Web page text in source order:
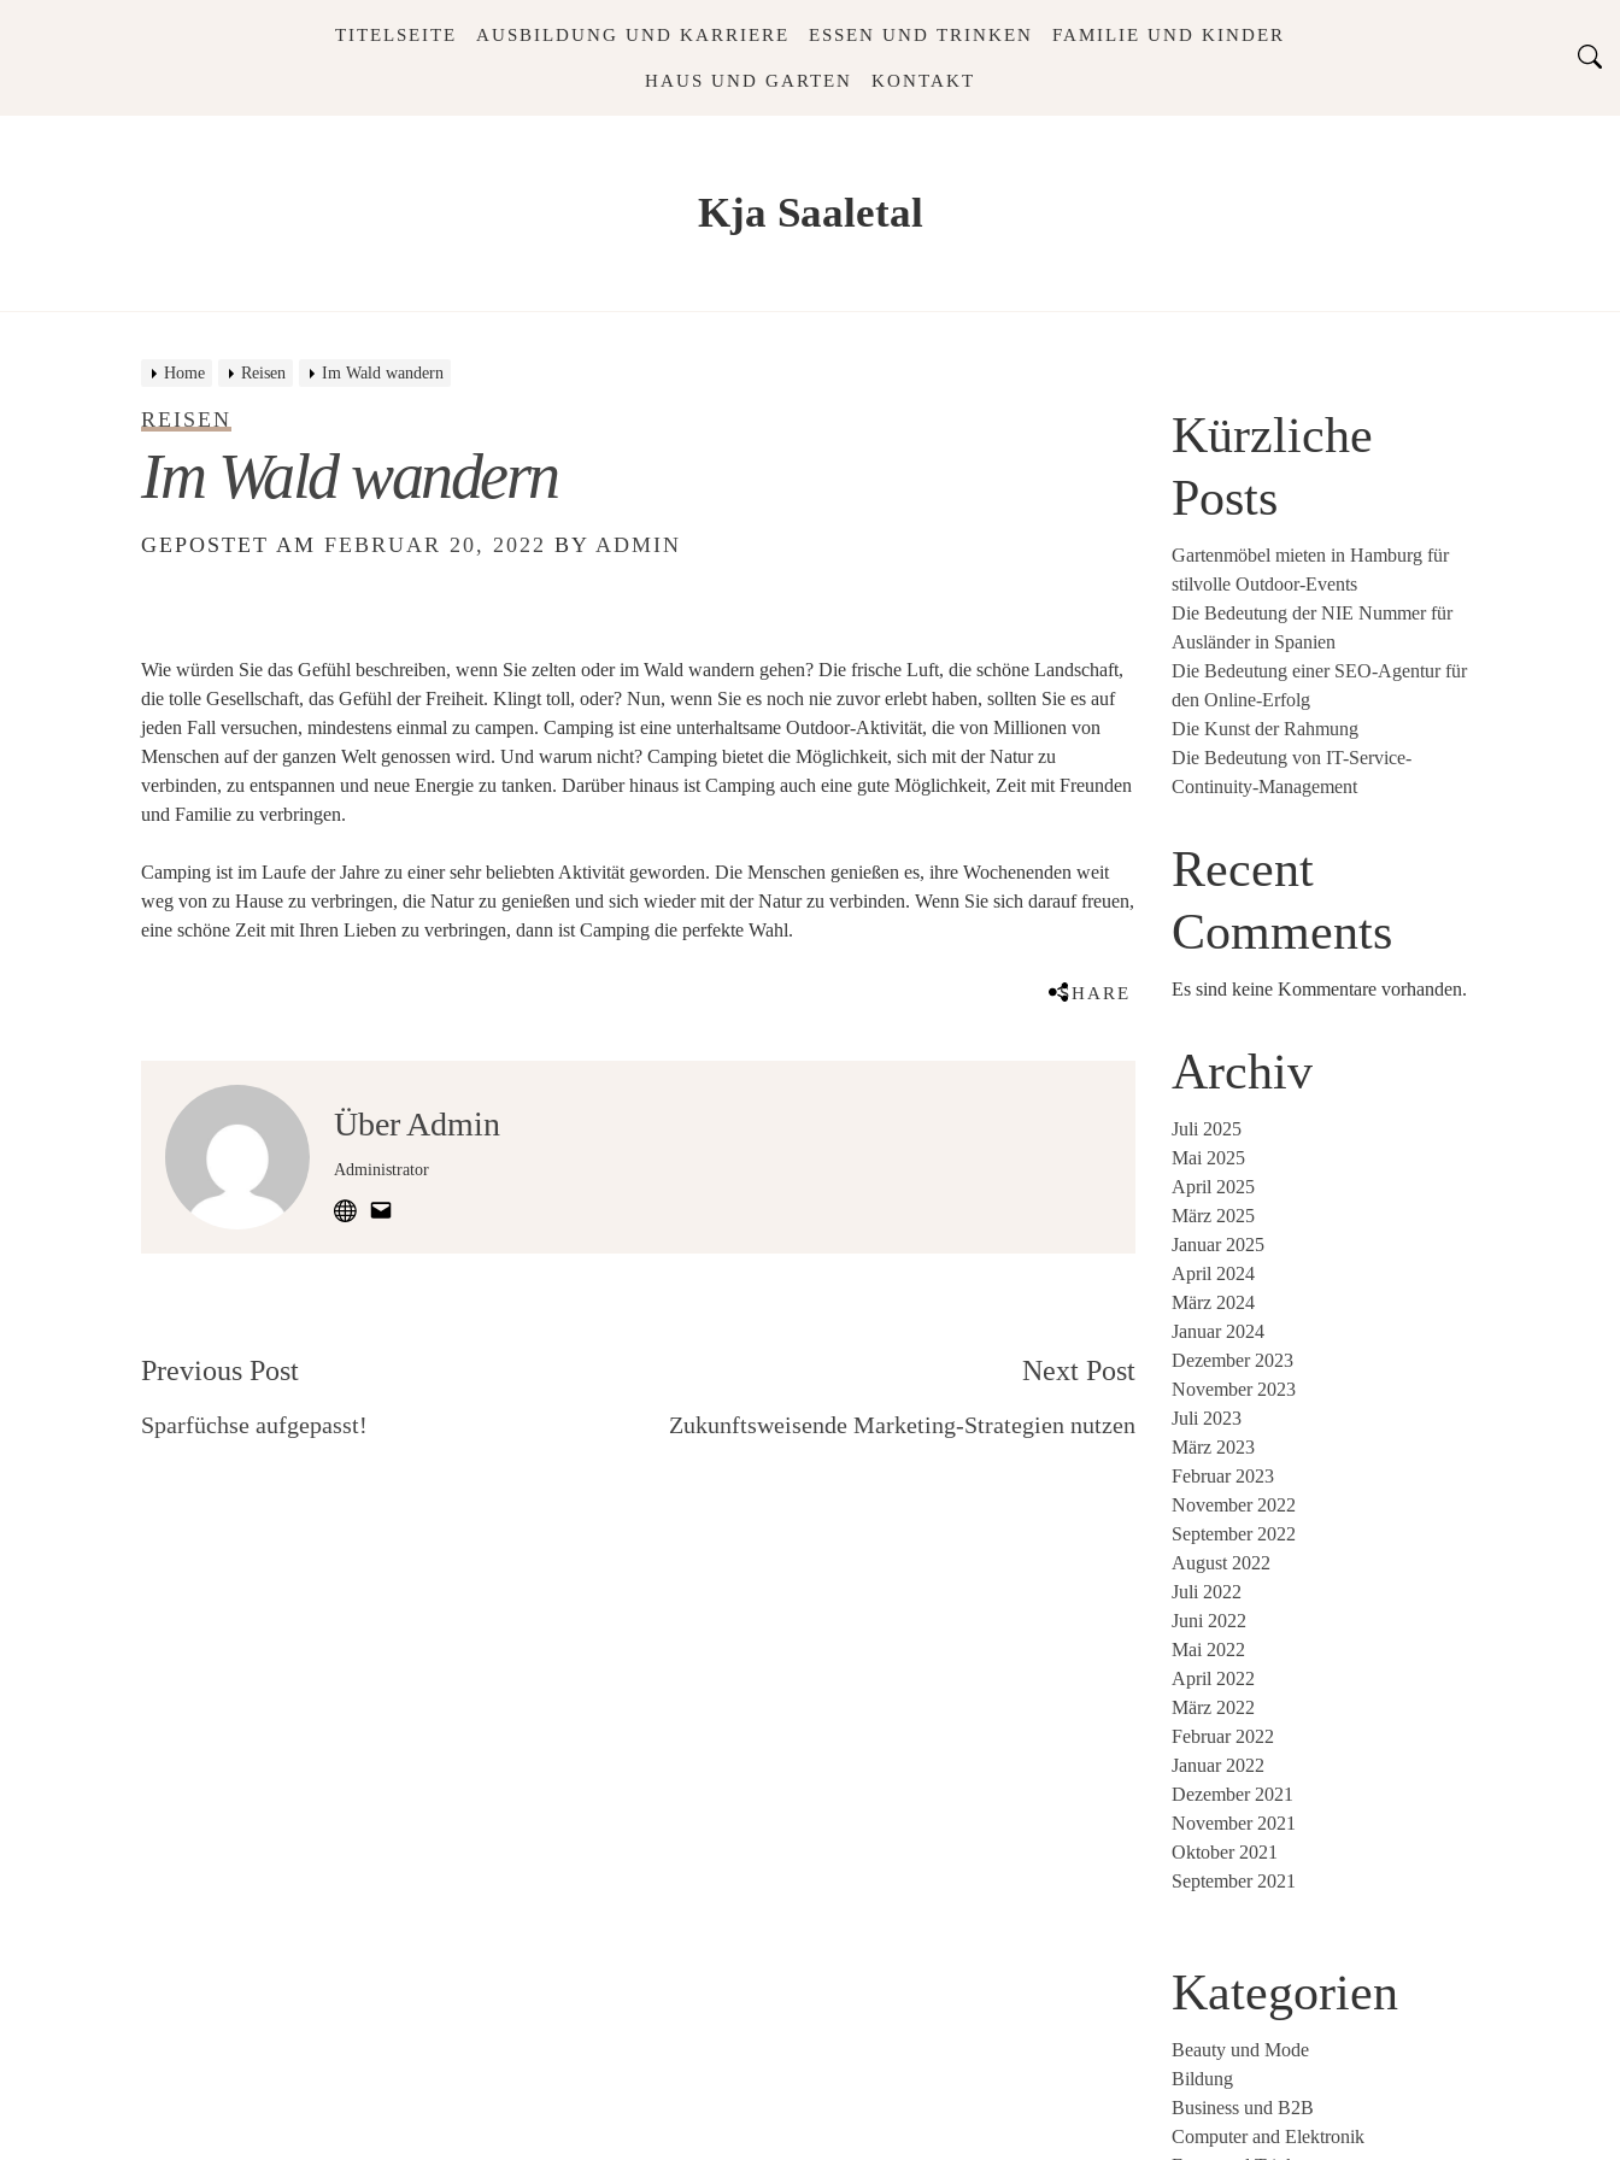
TITELSEITE AUSBILDUNG UND KARRIERE ESSEN UND TRINKEN FAMILIE UND KINDER
HAUS UND GARTEN KONTAKT
Kja Saaletal
Home Reisen Im Wald wandern
REISEN
Im Wald wandern
GEPOSTET AM FEBRUAR 20, 2022 BY ADMIN
Wie würden Sie das Gefühl beschreiben, wenn Sie zelten oder im Wald wandern gehen? Die frische Luft, die schöne Landschaft,
die tolle Gesellschaft, das Gefühl der Freiheit. Klingt toll, oder? Nun, wenn Sie es noch nie zuvor erlebt haben, sollten Sie es auf
jeden Fall versuchen, mindestens einmal zu campen. Camping ist eine unterhaltsame Outdoor-Aktivität, die von Millionen von
Menschen auf der ganzen Welt genossen wird. Und warum nicht? Camping bietet die Möglichkeit, sich mit der Natur zu
verbinden, zu entspannen und neue Energie zu tanken. Darüber hinaus ist Camping auch eine gute Möglichkeit, Zeit mit Freunden
und Familie zu verbringen.
Camping ist im Laufe der Jahre zu einer sehr beliebten Aktivität geworden. Die Menschen genießen es, ihre Wochenenden weit
weg von zu Hause zu verbringen, die Natur zu genießen und sich wieder mit der Natur zu verbinden. Wenn Sie sich darauf freuen,
eine schöne Zeit mit Ihren Lieben zu verbringen, dann ist Camping die perfekte Wahl.
SHARE
Über Admin
Administrator
Navigation
Previous Post
Sparfüchse aufgepasst!
Next Post
Zukunftsweisende Marketing-Strategien nutzen
Kürzliche
Posts
Gartenmöbel mieten in Hamburg für
stilvolle Outdoor-Events
Die Bedeutung der NIE Nummer für
Ausländer in Spanien
Die Bedeutung einer SEO-Agentur für
den Online-Erfolg
Die Kunst der Rahmung
Die Bedeutung von IT-Service-
Continuity-Management
Recent
Comments
Es sind keine Kommentare vorhanden.
Archiv
Juli 2025
Mai 2025
April 2025
März 2025
Januar 2025
April 2024
März 2024
Januar 2024
Dezember 2023
November 2023
Juli 2023
März 2023
Februar 2023
November 2022
September 2022
August 2022
Juli 2022
Juni 2022
Mai 2022
April 2022
März 2022
Februar 2022
Januar 2022
Dezember 2021
November 2021
Oktober 2021
September 2021
Kategorien
Beauty und Mode
Bildung
Business und B2B
Computer and Elektronik